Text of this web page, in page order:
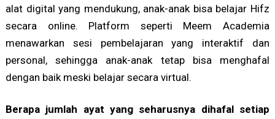
alat digital yang mendukung, anak-anak bisa belajar Hifz
secara online. Platform seperti Meem Academia
menawarkan sesi pembelajaran yang interaktif dan
personal, sehingga anak-anak tetap bisa menghafal
dengan baik meski belajar secara virtual.
Berapa jumlah ayat yang seharusnya dihafal setiap